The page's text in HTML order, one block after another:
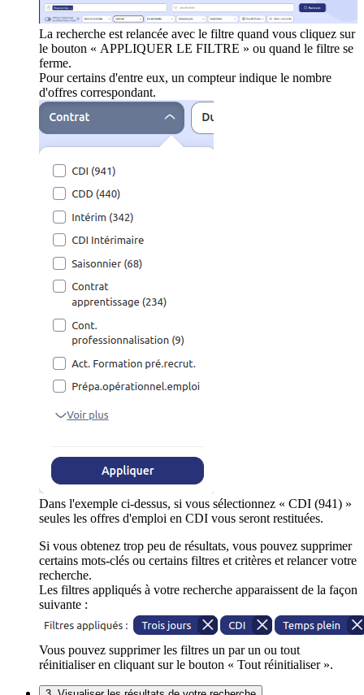
La recherche est relancée avec le filtre quand vous cliquez sur
le bouton « APPLIQUER LE FILTRE » ou quand le filtre se
ferme.
Pour certains d'entre eux, un compteur indique le nombre
d'offres correspondant.
Dans l'exemple ci-dessus, si vous sélectionnez « CDI (941) »
seules les offres d'emploi en CDI vous seront restituées.
Si vous obtenez trop peu de résultats, vous pouvez supprimer
certains mots-clés ou certains filtres et critères et relancer votre
recherche.
Les filtres appliqués à votre recherche apparaissent de la façon
suivante :
Vous pouvez supprimer les filtres un par un ou tout
réinitialiser en cliquant sur le bouton « Tout réinitialiser ».